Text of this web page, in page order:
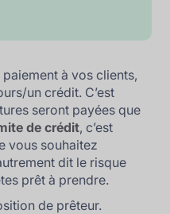
à vos clients,
un crédit. C’est
seront payées que
de crédit, c’est
vous souhaitez
dit le risque
prêt à prendre.
de prêteur.